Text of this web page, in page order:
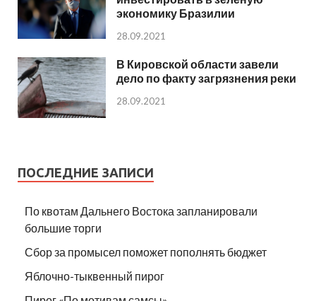
экономику Бразилии
28.09.2021
В Кировской области завели
дело по факту загрязнения реки
28.09.2021
ПОСЛЕДНИЕ ЗАПИСИ
По квотам Дальнего Востока запланировали
большие торги
Сбор за промысел поможет пополнять бюджет
Яблочно-тыквенный пирог